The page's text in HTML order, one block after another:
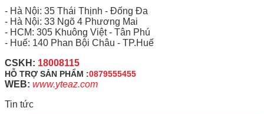
- Hà Nội: 35 Thái Thịnh - Đống Đa
- Hà Nội: 33 Ngõ 4 Phương Mai
- HCM: 305 Khuông Việt - Tân Phú
- Huế: 140 Phan Bội Châu - TP.Huế
CSKH: 18008115
HỖ TRỢ SẢN PHẨM :0879555455
WEB: www.yteaz.com
Tin tức